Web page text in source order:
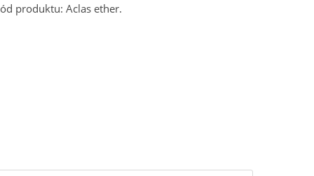
produktu: Aclas ether.